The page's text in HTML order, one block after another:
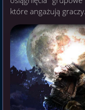
które angażują graczy.